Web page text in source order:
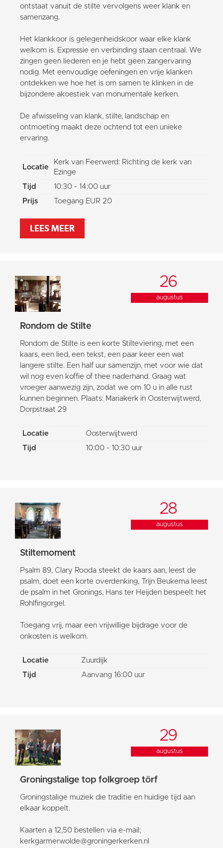
ontstaat vanuit de stilte vervolgens weer klank en
samenzang.
Het klankkoor is gelegenheidskoor waar elke klank
welkom is. Expressie en verbinding staan centraal. We
zingen geen liederen en je hebt geen zangervaring
nodig. Met eenvoudige oefeningen en vrije klanken
ontdekken we hoe het is om samen te klinken in de
bijzondere akoestiek van monumentale kerken.
De afwisseling van klank, stilte, landschap en
ontmoeting maakt deze ochtend tot een unieke
ervaring.
Locatie
Kerk van Feerwerd: Richting de kerk van
Ezinge
Tijd
10:30 - 14:00 uur
Prijs
Toegang EUR 20
LEES MEER
26
augustus
Rondom de Stilte
Rondom de Stilte is een korte Stilteviering, met een
kaars, een lied, een tekst, een paar keer een wat
langere stilte. Een half uur samenzijn, met voor wie dat
wil nog even koffie of thee naderhand. Graag wat
vroeger aanwezig zijn, zodat we om 10 u in alle rust
kunnen beginnen. Plaats: Mariakerk in Oosterwijtwerd,
Dorpstraat 29
Locatie
Oosterwijtwerd
Tijd
10:00 - 10:30 uur
28
augustus
Stiltemoment
Psalm 89, Clary Rooda steekt de kaars aan, leest de
psalm, doet een korte overdenking, Trijn Beukema leest
de psalm in het Gronings, Hans ter Heijden bespeelt het
Rohlfingorgel.
Toegang vrij, maar een vrijwillige bijdrage voor de
onkosten is welkom.
Locatie
Zuurdijk
Tijd
Aanvang 16:00 uur
29
augustus
Groningstalige top folkgroep törf
Groningstalige muziek die traditie en huidige tijd aan
elkaar koppelt.
Kaarten a 12,50 bestellen via e-mail;
kerkgarmerwolde@groningerkerken.nl